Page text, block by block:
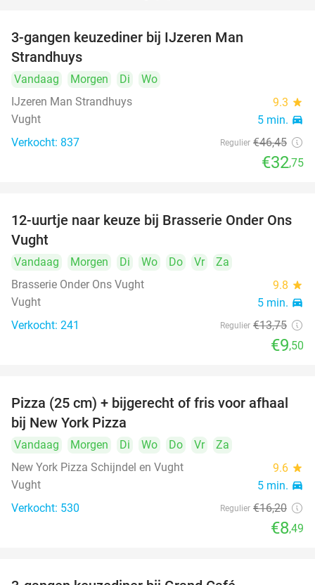
3-gangen keuzediner bij IJzeren Man
Strandhuys
Vandaag Morgen Di
Wo
IJzeren Man Strandhuys
9.3 star
Vught 5 min. directions_car
Verkocht: 837 Regulier €46,45
€32,75
31%
12-uurtje naar keuze bij Brasserie Onder Ons
Vught
Vandaag Morgen Di Wo Do Vr
Za
Brasserie Onder Ons Vught
9.8 star
Vught 5 min. directions_car
Verkocht: 241 Regulier €13,75
€9,50
48%
Pizza (25 cm) + bijgerecht of fris voor afhaal
bij New York Pizza
Vandaag Morgen Di Wo Do Vr
Za
New York Pizza Schijndel en Vught
9.6 star
Vught 5 min. directions_car
Verkocht: 530 Regulier €16,20
€8,49